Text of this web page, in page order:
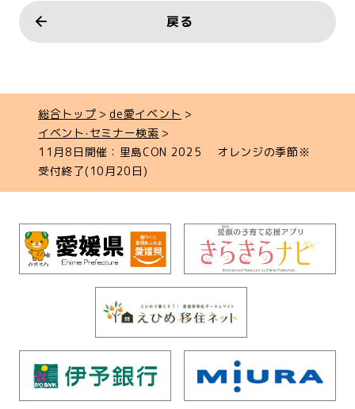
戻る
総合トップ
de愛イベント
イベント‧セミナー検索
11月8日開催：里島CON 2025 オレンジの季節※
受付終了(10月20日)